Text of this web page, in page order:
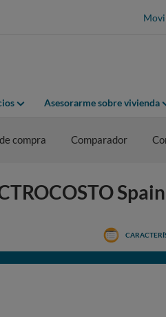
Asesorarme sobre vivienda
compra Comparador
Spain